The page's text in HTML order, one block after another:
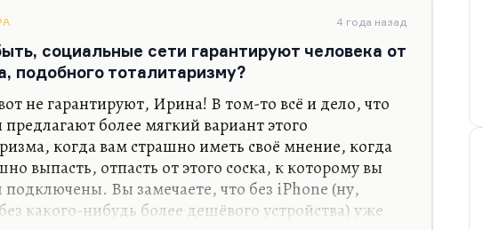
литературно-критических догадок. Ведь это он
после чтения «150.000.000» догадался, что эта
«Двенадцати», вот такая битва
(раньше Якобсона он об этом сказал). Он
точно писал о большинстве…
4 года назад
социальные сети гарантируют человека от
подобного тоталитаризму?
не гарантируют, Ирина! В том-то всё и дело, что
предлагают более мягкий вариант этого
когда вам страшно иметь своё мнение, когда
выпасть, отпасть от этого соска, к которому вы
подключены. Вы замечаете, что без iPhone (ну,
какого-нибудь более дешёвого устройства) уже